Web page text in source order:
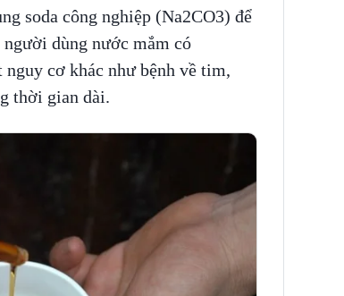
soda công nghiệp (Na2CO3) để
dùng nước mắm có
nguy cơ khác như bệnh về tim,
thời gian dài.